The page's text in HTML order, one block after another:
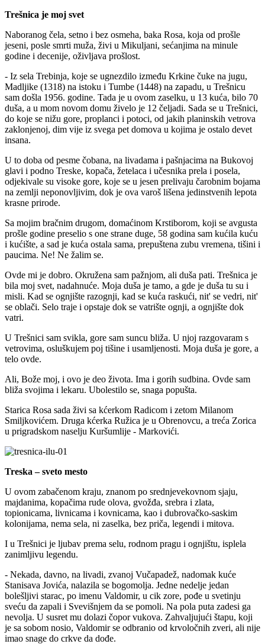
Trešnica je moj svet
Naboranog čela, setno i bez osmeha, baka Rosa, koja od prošle
jeseni, posle smrti muža, živi u Mikuljani, sećanjima na minule
godine i decenije, oživljava prošlost.
- Iz sela Trebinja, koje se ugnezdilo između Krkine čuke na jugu,
Madljike (1318) na istoku i Tumbe (1448) na zapadu, u Trešnicu
sam došla 1956. godine. Tada je u ovom zaselku, u 13 kuća, bilo 70
duša, a u mom novom domu živelo je 12 čeljadi. Sada se u Trešnici,
do koje se nižu gore, proplanci i potoci, od jakih planinskih vetrova
zaklonjenoj, dim vije iz svega pet domova u kojima je ostalo devet
insana.
U to doba od pesme čobana, na livadama i pašnjacima na Bukovoj
glavi i podno Treske, kopača, žetelaca i učesnika prela i posela,
odjekivale su visoke gore, koje se u jesen prelivaju čarobnim bojama
na zemlji neponovljivim, dok je ova varoš lišena jedinstvenih lepota
krasne prirode.
Sa mojim bračnim drugom, domaćinom Krstiborom, koji se avgusta
prošle godine preselio s one strane duge, 58 godina sam kućila kuću
i kućište, a sad je kuća ostala sama, prepuštena zubu vremena, tišini i
paucima. Ne! Ne žalim se.
Ovde mi je dobro. Okružena sam pažnjom, ali duša pati. Trešnica je
bila moj svet, nadahnuće. Moja duša je tamo, a gde je duša tu su i
misli. Kad se ognjište razognji, kad se kuća raskući, nit' se vedri, nit'
se oblači. Selo traje i opstaje dok se vatrište ognji, a ognjište dok
vatri.
U Trešnici sam svikla, gore sam suncu bliža. U njoj razgovaram s
vetrovima, osluškujem poj tišine i usamljenosti. Moja duša je gore, a
telo ovde.
Ali, Bože moj, i ovo je deo života. Ima i gorih sudbina. Ovde sam
bliža svojima i lekaru. Ubolestilo se, snaga popušta.
Starica Rosa sada živi sa kćerkom Radicom i zetom Milanom
Smiljkovićem. Druga kćerka Ružica je u Obrenovcu, a treća Zorica
u prigradskom naselju Kuršumlije - Markovići.
Treska – sveto mesto
U ovom zabačenom kraju, znanom po srednjevekovnom sjaju,
majdanima, kopačima rude olova, gvožđa, srebra i zlata,
topionicama, livnicama i kovnicama, kao i dubrovačko-saskim
kolonijama, nema sela, ni zaselka, bez priča, legendi i mitova.
I u Trešnici je ljubav prema selu, rodnom pragu i ognjištu, isplela
zanimljivu legendu.
- Nekada, davno, na livadi, zvanoj Vučapadež, nadomak kuće
Stanisava Jovića, nalazila se bogomolja. Jedne nedelje jedan
bolešljivi starac, po imenu Valdomir, u cik zore, pođe u svetinju
sveću da zapali i Svevišnjem da se pomoli. Na pola puta zadesi ga
nevolja. U susret mu dolazi čopor vukova. Zahvaljujući štapu, koji
je sa sobom nosio, Valdomir se odbranio od krvoločnih zveri, ali nije
imao snage do crkve da dođe.